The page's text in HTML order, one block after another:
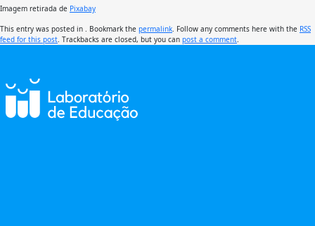
Imagem retirada de Pixabay
This entry was posted in . Bookmark the permalink . Follow any comments here with the RSS
feed for this post . Trackbacks are closed, but you can post a comment